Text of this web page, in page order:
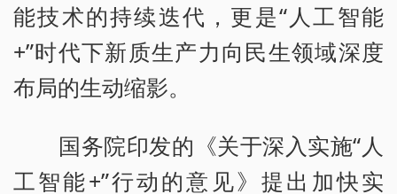
能技术的持续迭代，更是“人工智能
+”时代下新质生产力向民生领域深度
布局的生动缩影。
国务院印发的《关于深入实施“人
工智能+”行动的意见》提出加快实